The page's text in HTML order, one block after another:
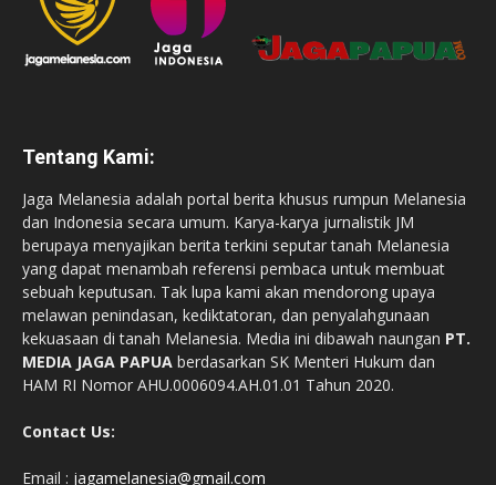
Tentang Kami:
Jaga Melanesia adalah portal berita khusus rumpun Melanesia
dan Indonesia secara umum. Karya-karya jurnalistik JM
berupaya menyajikan berita terkini seputar tanah Melanesia
yang dapat menambah referensi pembaca untuk membuat
sebuah keputusan. Tak lupa kami akan mendorong upaya
melawan penindasan, kediktatoran, dan penyalahgunaan
kekuasaan di tanah Melanesia. Media ini dibawah naungan PT.
MEDIA JAGA PAPUA berdasarkan SK Menteri Hukum dan
HAM RI Nomor AHU.0006094.AH.01.01 Tahun 2020.
Contact Us:
Email : jagamelanesia@gmail.com